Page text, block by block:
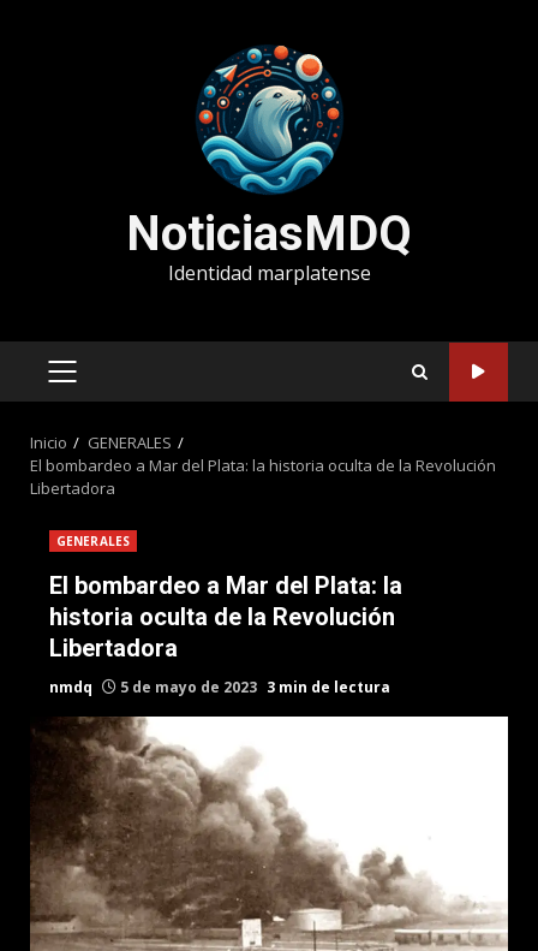
NoticiasMDQ
Identidad marplatense
MENÚ
Inicio
GENERALES
El bombardeo a Mar del Plata: la historia oculta de la Revolución
Libertadora
GENERALES
El bombardeo a Mar del Plata: la
historia oculta de la Revolución
Libertadora
nmdq 5 de mayo de 2023 3 min de lectura